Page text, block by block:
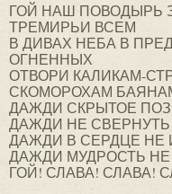
ГОЙ НАШ ПОВОДЫРЬ
ТРЕМИРЬИ ВСЕМ
В ДИВАХ НЕБА В
ОГНЕННЫХ
ОТВОРИ КАЛИКАМ-
СКОМОРОХАМ
ДАЖДИ СКРЫТОЕ
ДАЖДИ НЕ
ДАЖДИ В СЕРДЦЕ НЕ
ДАЖДИ МУДРОСТЬ
ГОЙ! СЛАВА! СЛАВА!